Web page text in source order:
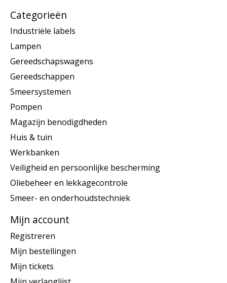
Categorieën
Industriële labels
Lampen
Gereedschapswagens
Gereedschappen
Smeersystemen
Pompen
Magazijn benodigdheden
Huis & tuin
Werkbanken
Veiligheid en persoonlijke bescherming
Oliebeheer en lekkagecontrole
Smeer- en onderhoudstechniek
Mijn account
Registreren
Mijn bestellingen
Mijn tickets